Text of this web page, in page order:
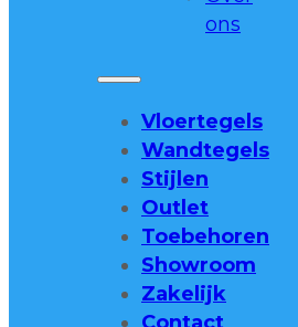
ons
Vloertegels
Wandtegels
Stijlen
Outlet
Toebehoren
Showroom
Zakelijk